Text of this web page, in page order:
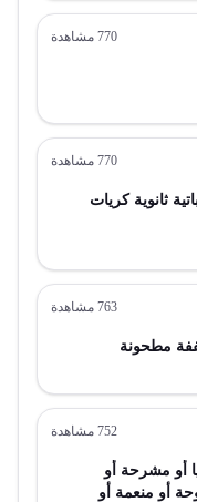
770 مشاهدة
770 مشاهدة
ثانوية كريات
763 مشاهدة
مطحونة
752 مشاهدة
أو مشرحة أو
أو منعمة أو